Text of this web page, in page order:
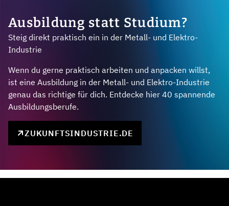
Ausbildung statt Studium?
Steig direkt praktisch ein in der Metall- und Elektro-
Industrie
Wenn du gerne praktisch arbeiten und anpacken willst,
ist eine Ausbildung in der Metall- und Elektro-Industrie
genau das richtige für dich. Entdecke hier 40 spannende
Ausbildungsberufe.
ZUKUNFTSINDUSTRIE.DE